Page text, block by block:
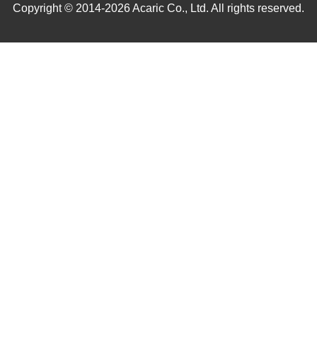
Copyright © 2014-2026 Acaric Co., Ltd. All rights reserved.